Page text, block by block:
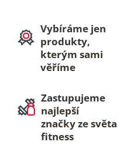
Vybíráme jen
produkty,
kterým sami
věříme
Zastupujeme
najlepší
značky ze světa
fitness